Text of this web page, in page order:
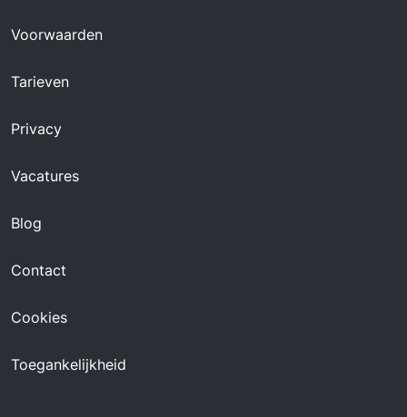
Voorwaarden
Tarieven
Privacy
Vacatures
Blog
Contact
Cookies
Toegankelijkheid